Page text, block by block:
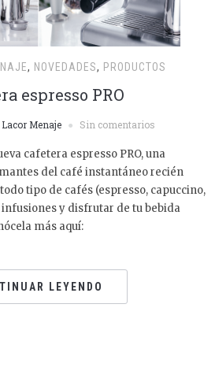
, NOVEDADES, PRODUCTOS
espresso PRO
Lacor Menaje Sin comentarios
cafetera espresso PRO, una
del café instantáneo recién
tipo de cafés (espresso, capuccino,
infusiones y disfrutar de tu bebida
más aquí:
LEYENDO